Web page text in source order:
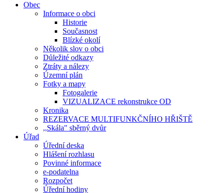
Obec
Informace o obci
Historie
Současnost
Blízké okolí
Několik slov o obci
Důležité odkazy
Ztráty a nálezy
Územní plán
Fotky a mapy
Fotogalerie
VIZUALIZACE rekonstrukce OD
Kronika
REZERVACE MULTIFUNKČNÍHO HŘIŠTĚ
,,Skála" sběrný dvůr
Úřad
Úřední deska
Hlášení rozhlasu
Povinné informace
e-podatelna
Rozpočet
Úřední hodiny